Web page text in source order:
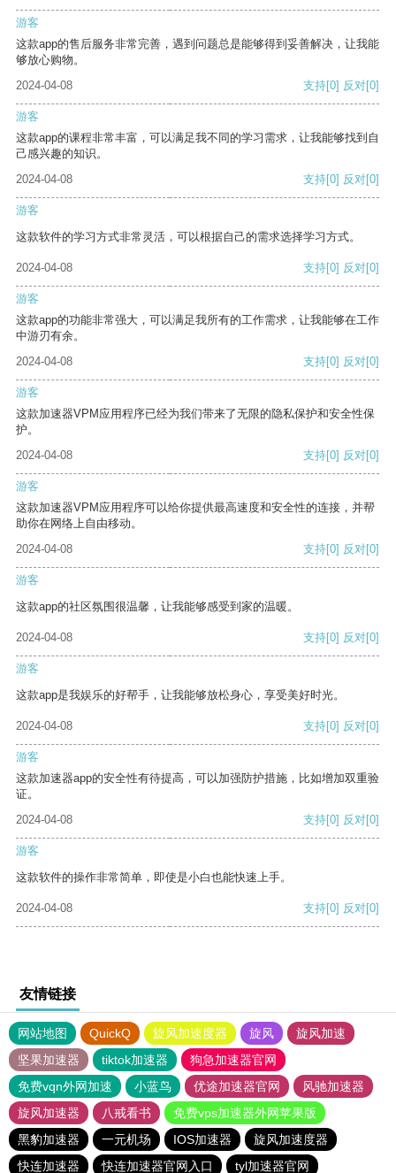
游客
这款app的售后服务非常完善，遇到问题总是能够得到妥善解决，让我能
够放心购物。
2024-04-08
支持[0] 反对[0]
游客
这款app的课程非常丰富，可以满足我不同的学习需求，让我能够找到自
己感兴趣的知识。
2024-04-08
支持[0] 反对[0]
游客
这款软件的学习方式非常灵活，可以根据自己的需求选择学习方式。
2024-04-08 支持[0] 反对[0]
游客
这款app的功能非常强大，可以满足我所有的工作需求，让我能够在工作
中游刃有余。
2024-04-08
支持[0] 反对[0]
游客
这款加速器VPM应用程序已经为我们带来了无限的隐私保护和安全性保
护。
2024-04-08
支持[0] 反对[0]
游客
这款加速器VPM应用程序可以给你提供最高速度和安全性的连接，并帮
助你在网络上自由移动。
2024-04-08
支持[0] 反对[0]
游客
这款app的社区氛围很温馨，让我能够感受到家的温暖。
2024-04-08 支持[0] 反对[0]
游客
这款app是我娱乐的好帮手，让我能够放松身心，享受美好时光。
2024-04-08 支持[0] 反对[0]
游客
这款加速器app的安全性有待提高，可以加强防护措施，比如增加双重验
证。
2024-04-08
支持[0] 反对[0]
游客
这款软件的操作非常简单，即使是小白也能快速上手。
2024-04-08 支持[0] 反对[0]
友情链接
网站地图 QuickQ 旋风加速度器 旋风
旋风加速
坚果加速器
tiktok加速器
狗急加速器官网
免费vqn外网加速
小蓝鸟 优途加速器官网
风驰加速器
旋风加速器
八戒看书
免费vps加速器外网苹果版
黑豹加速器
一元机场 IOS加速器
旋风加速度器
快连加速器
快连加速器官网入口 tyl加速器官网